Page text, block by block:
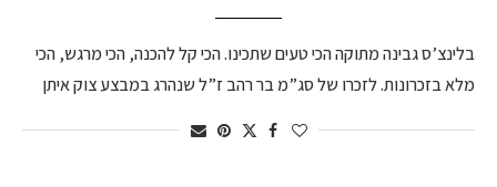
בלינצ’ס גבינה מתוקה הכי טעים שתכינו. הכי קל להכנה, הכי מרגש, הכי
מלא בזכרונות. לזכרו של סג”מ בר רהב ז”ל שנהרג במבצע צוק איתן